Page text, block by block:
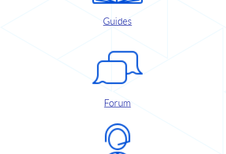
Guides
Forum